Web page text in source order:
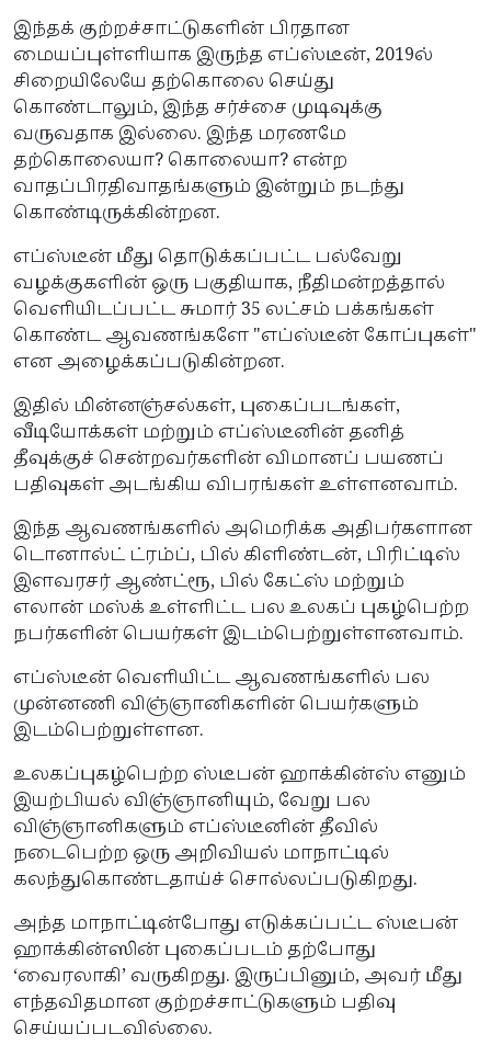
இந்தக் குற்றச்சாட்டுகளின் பிரதான
மையப்புள்ளியாக இருந்த எப்ஸ்டீன், 2019ல்
சிறையிலேயே தற்கொலை செய்து
கொண்டாலும், இந்த சர்ச்சை முடிவுக்கு
வருவதாக இல்லை. இந்த மரணமே
தற்கொலையா? கொலையா? என்ற
வாதப்பிரதிவாதங்களும் இன்றும் நடந்து
கொண்டிருக்கின்றன.
எப்ஸ்டீன் மீது தொடுக்கப்பட்ட பல்வேறு
வழக்குகளின் ஒரு பகுதியாக, நீதிமன்றத்தால்
வெளியிடப்பட்ட சுமார் 35 லட்சம் பக்கங்கள்
கொண்ட ஆவணங்களே "எப்ஸ்டீன் கோப்புகள்"
என அழைக்கப்படுகின்றன.
இதில் மின்னஞ்சல்கள், புகைப்படங்கள்,
வீடியோக்கள் மற்றும் எப்ஸ்டீனின் தனித்
தீவுக்குச் சென்றவர்களின் விமானப் பயணப்
பதிவுகள் அடங்கிய விபரங்கள் உள்ளனவாம்.
இந்த ஆவணங்களில் அமெரிக்க அதிபர்களான
டொனால்ட் ட்ரம்ப், பில் கிளிண்டன், பிரிட்டிஸ்
இளவரசர் ஆண்ட்ரூ, பில் கேட்ஸ் மற்றும்
எலான் மஸ்க் உள்ளிட்ட பல உலகப் புகழ்பெற்ற
நபர்களின் பெயர்கள் இடம்பெற்றுள்ளனவாம்.
எப்ஸ்டீன் வெளியிட்ட ஆவணங்களில் பல
முன்னணி விஞ்ஞானிகளின் பெயர்களும்
இடம்பெற்றுள்ளன.
உலகப்புகழ்பெற்ற ஸ்டீபன் ஹாக்கின்ஸ் எனும்
இயற்பியல் விஞ்ஞானியும், வேறு பல
விஞ்ஞானிகளும் எப்ஸ்டீனின் தீவில்
நடைபெற்ற ஒரு அறிவியல் மாநாட்டில்
கலந்துகொண்டதாய்ச் சொல்லப்படுகிறது.
அந்த மாநாட்டின்போது எடுக்கப்பட்ட ஸ்டீபன்
ஹாக்கின்ஸின் புகைப்படம் தற்போது
‘வைரலாகி’ வருகிறது. இருப்பினும், அவர் மீது
எந்தவிதமான குற்றச்சாட்டுகளும் பதிவு
செய்யப்படவில்லை.